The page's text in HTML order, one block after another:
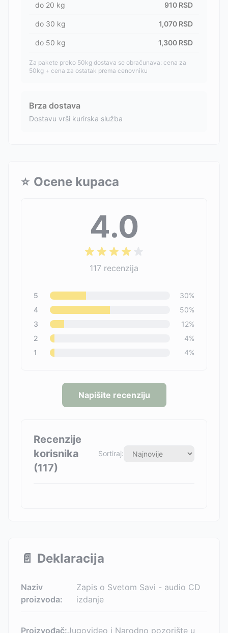
do 20 kg 910 RSD
do 30 kg 1,070 RSD
do 50 kg 1,300 RSD
Za pakete preko 50kg dostava se obračunava: cena za
50kg + cena za ostatak prema cenovniku
Brza dostava
Dostavu vrši kurirska služba
⭐ Ocene kupaca
4.0
117 recenzija
5 30%
4
50%
3
12%
2
4%
1
4%
Napišite recenziju
Recenzije
korisnika
(117)
Sortiraj:
📄 Deklaracija
Naziv
proizvoda:
Zapis o Svetom Savi - audio CD
izdanje
Proizvođač:Jugovideo i Narodno pozorište u